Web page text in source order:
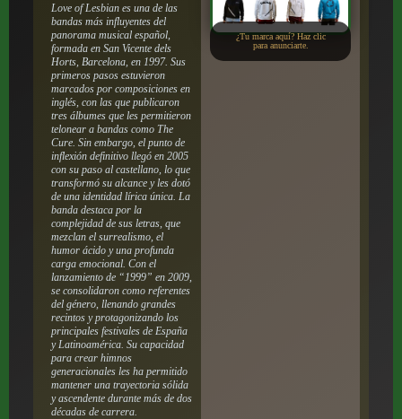
Love of Lesbian es una de las
bandas más influyentes del
panorama musical español,
formada en San Vicente dels
Horts, Barcelona, en 1997. Sus
primeros pasos estuvieron
marcados por composiciones en
inglés, con las que publicaron
tres álbumes que les permitieron
telonear a bandas como The
Cure. Sin embargo, el punto de
inflexión definitivo llegó en 2005
con su paso al castellano, lo que
transformó su alcance y les dotó
de una identidad lírica única. La
banda destaca por la
complejidad de sus letras, que
mezclan el surrealismo, el
humor ácido y una profunda
carga emocional. Con el
lanzamiento de “1999” en 2009,
se consolidaron como referentes
del género, llenando grandes
recintos y protagonizando los
principales festivales de España
y Latinoamérica. Su capacidad
para crear himnos
generacionales les ha permitido
mantener una trayectoria sólida
y ascendente durante más de dos
décadas de carrera.
¿Tu marca aquí? Haz clic
para anunciarte.